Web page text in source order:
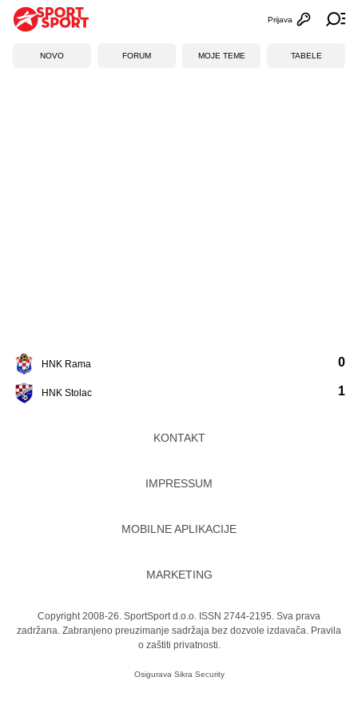
Otvori
Prijava
NOVO FORUM MOJE TEME TABELE
HNK Rama
HNK Stolac
0
1
KONTAKT
IMPRESSUM
MOBILNE APLIKACIJE
MARKETING
Copyright 2008-26. SportSport d.o.o. ISSN 2744-2195. Sva prava
zadržana. Zabranjeno preuzimanje sadržaja bez dozvole izdavača. Pravila
o zaštiti privatnosti.
Osigurava Sikra Security